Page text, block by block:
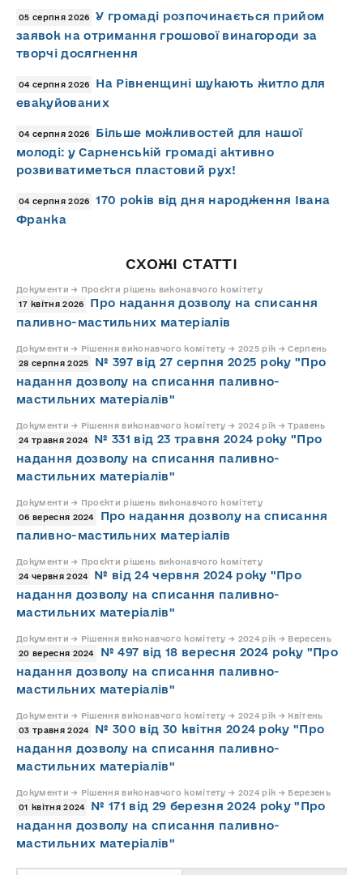
05 серпня 2026
У громаді розпочинається прийом
заявок на отримання грошової винагороди за
творчі досягнення
04 серпня 2026
На Рівненщині шукають житло для
евакуйованих
04 серпня 2026
Більше можливостей для нашої
молоді: у Сарненській громаді активно
розвиватиметься пластовий рух!
04 серпня 2026
170 років від дня народження Івана
Франка
СХОЖІ СТАТТІ
Документи → Проєкти рішень виконавчого комітету
17 квітня 2026
Про надання дозволу на списання
паливно-мастильних матеріалів
Документи → Рішення виконавчого комітету → 2025 рік → Серпень
28 серпня 2025
№ 397 від 27 серпня 2025 року "Про
надання дозволу на списання паливно-
мастильних матеріалів"
Документи → Рішення виконавчого комітету → 2024 рік → Травень
24 травня 2024
№ 331 від 23 травня 2024 року "Про
надання дозволу на списання паливно-
мастильних матеріалів"
Документи → Проєкти рішень виконавчого комітету
06 вересня 2024
Про надання дозволу на списання
паливно-мастильних матеріалів
Документи → Проєкти рішень виконавчого комітету
24 червня 2024
№ від 24 червня 2024 року "Про
надання дозволу на списання паливно-
мастильних матеріалів"
Документи → Рішення виконавчого комітету → 2024 рік → Вересень
20 вересня 2024
№ 497 від 18 вересня 2024 року "Про
надання дозволу на списання паливно-
мастильних матеріалів"
Документи → Рішення виконавчого комітету → 2024 рік → Квітень
03 травня 2024
№ 300 від 30 квітня 2024 року "Про
надання дозволу на списання паливно-
мастильних матеріалів"
Документи → Рішення виконавчого комітету → 2024 рік → Березень
01 квітня 2024
№ 171 від 29 березня 2024 року "Про
надання дозволу на списання паливно-
мастильних матеріалів"